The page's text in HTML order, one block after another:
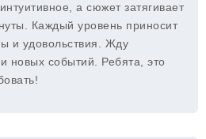
а сюжет затягивает
Каждый уровень приносит
и удовольствия. Жду
новых событий. Ребята, это